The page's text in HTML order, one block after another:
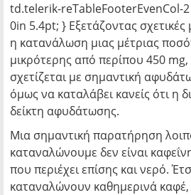
td.telerik-reTableFooterEvenCol-
0in 5.4pt; } Εξετάζοντας σχετικές
η κατανάλωση μιας μέτριας
μικρότερης από περίπου 450 mg,
σχετίζεται με σημαντική
όμως να καταλάβει κανείς ότι η
δείκτη αφυδάτωσης.
Μια σημαντική παρατήρηση
καταναλώνουμε δεν είναι
που περιέχει επίσης και νερό.
καταναλώνουν καθημερινά